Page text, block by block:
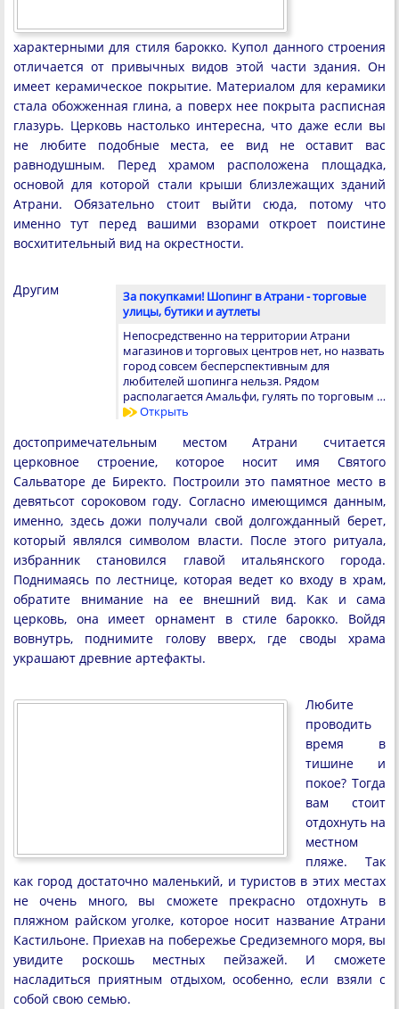
характерными для стиля барокко. Купол данного строения
отличается от привычных видов этой части здания. Он
имеет керамическое покрытие. Материалом для керамики
стала обожженная глина, а поверх нее покрыта расписная
глазурь. Церковь настолько интересна, что даже если вы
не любите подобные места, ее вид не оставит вас
равнодушным. Перед храмом расположена площадка,
основой для которой стали крыши близлежащих зданий
Атрани. Обязательно стоит выйти сюда, потому что
именно тут перед вашими взорами откроет поистине
восхитительный вид на окрестности.
За покупками! Шопинг в Атрани - торговые
улицы, бутики и аутлеты
Непосредственно на территории Атрани
магазинов и торговых центров нет, но назвать
город совсем бесперспективным для
любителей шопинга нельзя. Рядом
располагается Амальфи, гулять по торговым …
Открыть
Другим
достопримечательным местом Атрани считается
церковное строение, которое носит имя Святого
Сальваторе де Биректо. Построили это памятное место в
девятьсот сороковом году. Согласно имеющимся данным,
именно, здесь дожи получали свой долгожданный берет,
который являлся символом власти. После этого ритуала,
избранник становился главой итальянского города.
Поднимаясь по лестнице, которая ведет ко входу в храм,
обратите внимание на ее внешний вид. Как и сама
церковь, она имеет орнамент в стиле барокко. Войдя
вовнутрь, поднимите голову вверх, где своды храма
украшают древние артефакты.
Любите
проводить
время в
тишине и
покое? Тогда
вам стоит
отдохнуть на
местном
пляже. Так
как город достаточно маленький, и туристов в этих местах
не очень много, вы сможете прекрасно отдохнуть в
пляжном райском уголке, которое носит название Атрани
Кастильоне. Приехав на побережье Средиземного моря, вы
увидите роскошь местных пейзажей. И сможете
насладиться приятным отдыхом, особенно, если взяли с
собой свою семью.